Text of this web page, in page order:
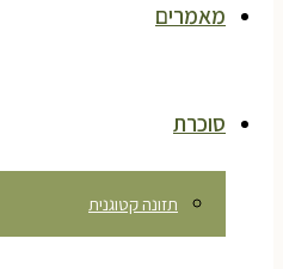
מאמרים
סוכרת
תזונה קטוגנית